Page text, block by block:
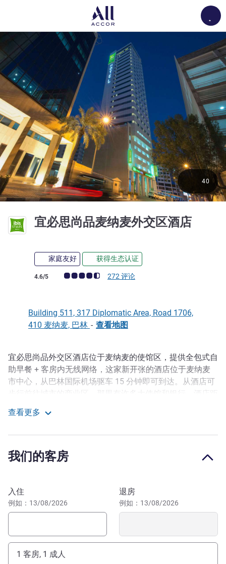
宜必思尚品麦纳麦外交区酒店4 星
家庭友好 获得生态认证
客户意见评级 (ALL 评级)
4.6/5 272 评论
40
Building 511, 317 Diplomatic Area, Road 1706,
410 麦纳麦, 巴林 - 查看地图
描述
宜必思尚品外交区酒店位于麦纳麦的使馆区，提供全包式自
助早餐 + 客房内无线网络，这家新开张的酒店位于麦纳麦
市中心，从巴林国际机场驱车 15 分钟即可到达。从酒店可
里），距离巴林国家博物馆 10 分钟车程。
宜必思尚品麦纳麦酒店位于麦纳麦的外交区，地理位置十分
优越，距离巴林国际机场只有 15 分钟车程。酒店设有时尚
的客房和宽敞的套房，采用愉悦轻松的装饰和色彩风格。
感。它巧妙结合了现代科技和艺术设施，以醒目的色彩为点
缀，将现代风格与古典家具完美搭配在一起。
mosque Al Fateh - one of the biggest in the world, the
National Museum, the Arad fort and the old
查看更多
我们的客房
预订此酒店
入住
例如：13/08/2026
退房
例如：13/08/2026
1 客房, 1 成人